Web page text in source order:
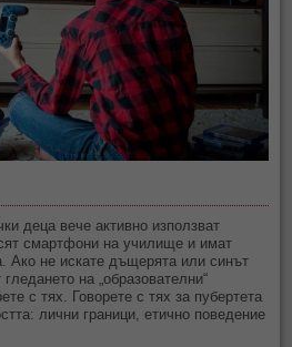
деца вече активно използват
смартфони на училище и имат
Ако не искате дъщерята или синът
на „образователни“
с тях. Говорете с тях за пубертета
лични граници, етично поведение